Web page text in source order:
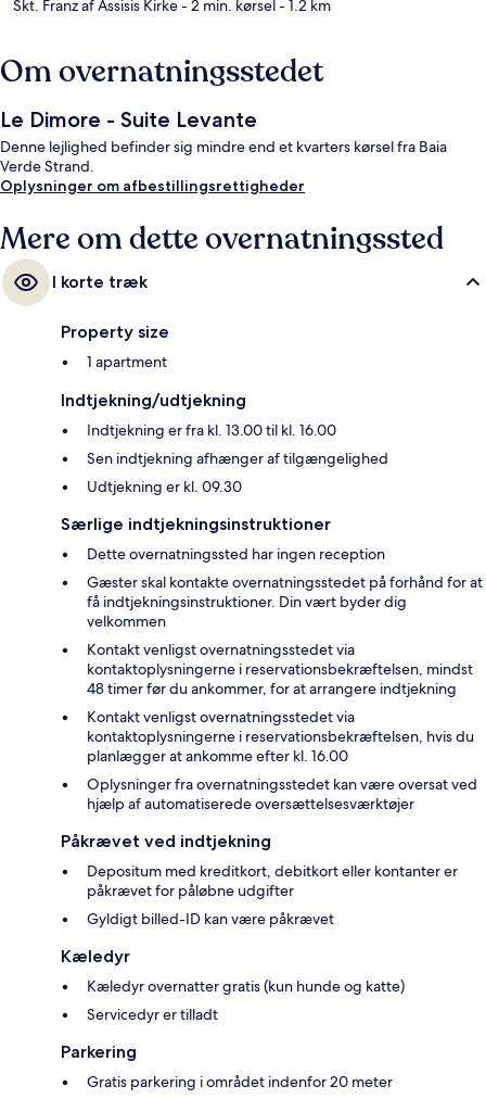
Skt. Franz af Assisis Kirke- 2 min. kørsel - 1.2 km
Om overnatningsstedet
Le Dimore - Suite Levante
Denne lejlighed befinder sig mindre end et kvarters kørsel fra Baia
Verde Strand.
Oplysninger om afbestillingsrettigheder
Mere om dette overnatningssted
I korte træk
Property size
1 apartment
Indtjekning/udtjekning
Indtjekning er fra kl. 13.00 til kl. 16.00
Sen indtjekning afhænger af tilgængelighed
Udtjekning er kl. 09.30
Særlige indtjekningsinstruktioner
Dette overnatningssted har ingen reception
Gæster skal kontakte overnatningsstedet på forhånd for at
få indtjekningsinstruktioner. Din vært byder dig
velkommen
Kontakt venligst overnatningsstedet via
kontaktoplysningerne i reservationsbekræftelsen, mindst
48 timer før du ankommer, for at arrangere indtjekning
Kontakt venligst overnatningsstedet via
kontaktoplysningerne i reservationsbekræftelsen, hvis du
planlægger at ankomme efter kl. 16.00
Oplysninger fra overnatningsstedet kan være oversat ved
hjælp af automatiserede oversættelsesværktøjer
Påkrævet ved indtjekning
Depositum med kreditkort, debitkort eller kontanter er
påkrævet for påløbne udgifter
Gyldigt billed-ID kan være påkrævet
Kæledyr
Kæledyr overnatter gratis (kun hunde og katte)
Servicedyr er tilladt
Parkering
Gratis parkering i området indenfor 20 meter